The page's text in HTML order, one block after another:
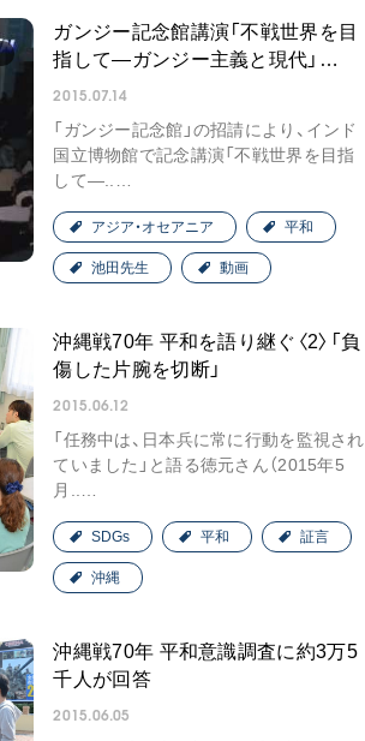
ガンジー記念館講演「不戦世界を目
指して―ガンジー主義と現代」…
2015.07.14
「ガンジー記念館」の招請により、インド
国立博物館で記念講演「不戦世界を目指
して―..…
アジア・オセアニア 平和
池田先生 動画
沖縄戦70年 平和を語り継ぐ〈2〉「負
傷した片腕を切断」
2015.06.12
「任務中は、日本兵に常に行動を監視され
ていました」と語る徳元さん（2015年5
月..…
SDGs 平和 証言
沖縄
沖縄戦70年 平和意識調査に約3万5
千人が回答
2015.06.05